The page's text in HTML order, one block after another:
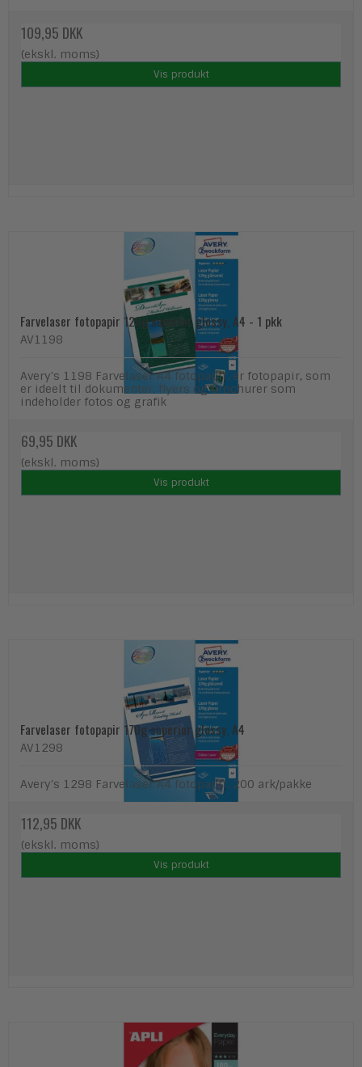
109,95 DKK
(ekskl. moms)
Vis produkt
Farvelaser fotopapir 120g superior glossy, A4 - 1 pkk
AV1198
Avery's 1198 Farvelaser A4 fotopapir, er fotopapir, som
er ideelt til dokumenter, flyers og brochurer som
indeholder fotos og grafik
69,95 DKK
(ekskl. moms)
Vis produkt
Farvelaser fotopapir 170g superior glossy, A4
AV1298
Avery's 1298 Farvelaser A4 fotopapir, 200 ark/pakke
112,95 DKK
(ekskl. moms)
Vis produkt